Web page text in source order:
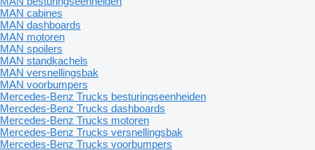
MAN cabines
MAN dashboards
MAN motoren
MAN spoilers
MAN standkachels
MAN versnellingsbak
MAN voorbumpers
Mercedes-Benz Trucks besturingseenheiden
Mercedes-Benz Trucks dashboards
Mercedes-Benz Trucks motoren
Mercedes-Benz Trucks versnellingsbak
Mercedes-Benz Trucks voorbumpers